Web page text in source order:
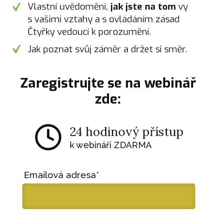
Vlastní uvědomění, jak jste na tom vy
s vašimi vztahy a s ovládáním zásad
Čtyřky vedoucí k porozumění.
Jak poznat svůj záměr a držet si směr.
Zaregistrujte se na webinář
zde:
24 hodinový přístup
k webináři ZDARMA
Emailová adresa*